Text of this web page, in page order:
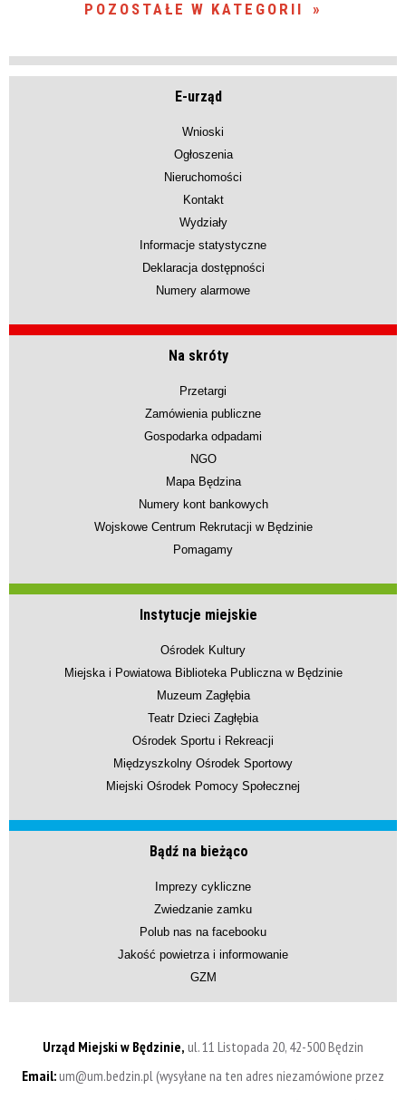
POZOSTAŁE W KATEGORII
E-urząd
Wnioski
Ogłoszenia
Nieruchomości
Kontakt
Wydziały
Informacje statystyczne
Deklaracja dostępności
Numery alarmowe
Na skróty
Przetargi
Zamówienia publiczne
Gospodarka odpadami
NGO
Mapa Będzina
Numery kont bankowych
Wojskowe Centrum Rekrutacji w Będzinie
Pomagamy
Instytucje miejskie
Ośrodek Kultury
Miejska i Powiatowa Biblioteka Publiczna w Będzinie
Muzeum Zagłębia
Teatr Dzieci Zagłębia
Ośrodek Sportu i Rekreacji
Międzyszkolny Ośrodek Sportowy
Miejski Ośrodek Pomocy Społecznej
Bądź na bieżąco
Imprezy cykliczne
Zwiedzanie zamku
Polub nas na facebooku
Jakość powietrza i informowanie
GZM
Urząd Miejski w Będzinie, ul. 11 Listopada 20, 42-500 Będzin
Email:um@um.bedzin.pl (wysyłane na ten adres niezamówione przez